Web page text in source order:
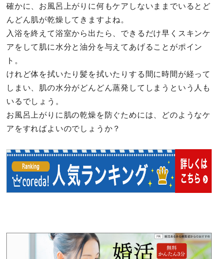
確かに、お風呂上がりに何もケアしないままでいるとど
んどん肌が乾燥してきますよね。
入浴を終えて浴室から出たら、できるだけ早くスキンケ
アをして肌に水分と油分を与えてあげることがポイン
ト。
けれど体を拭いたり髪を拭いたりする間に時間が経って
しまい、肌の水分がどんどん蒸発してしまうという人も
いるでしょう。
お風呂上がりに肌の乾燥を防ぐためには、どのようなケ
アをすればよいのでしょうか？